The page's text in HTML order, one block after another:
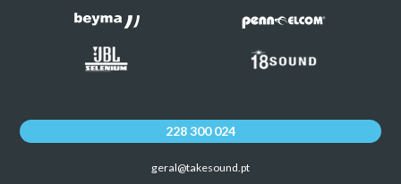
228 300 024
geral@takesound.pt